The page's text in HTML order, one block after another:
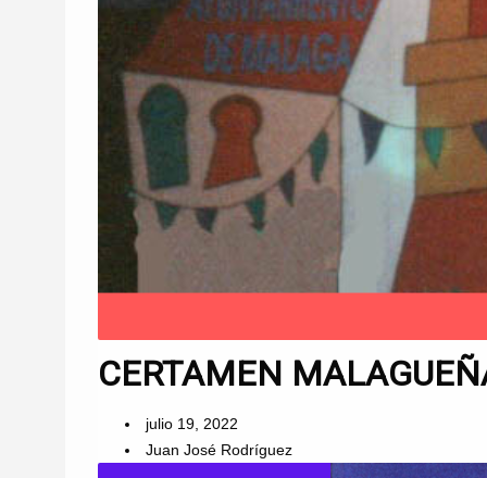
CERTAMEN
julio 19, 2022
Juan José Rodríguez